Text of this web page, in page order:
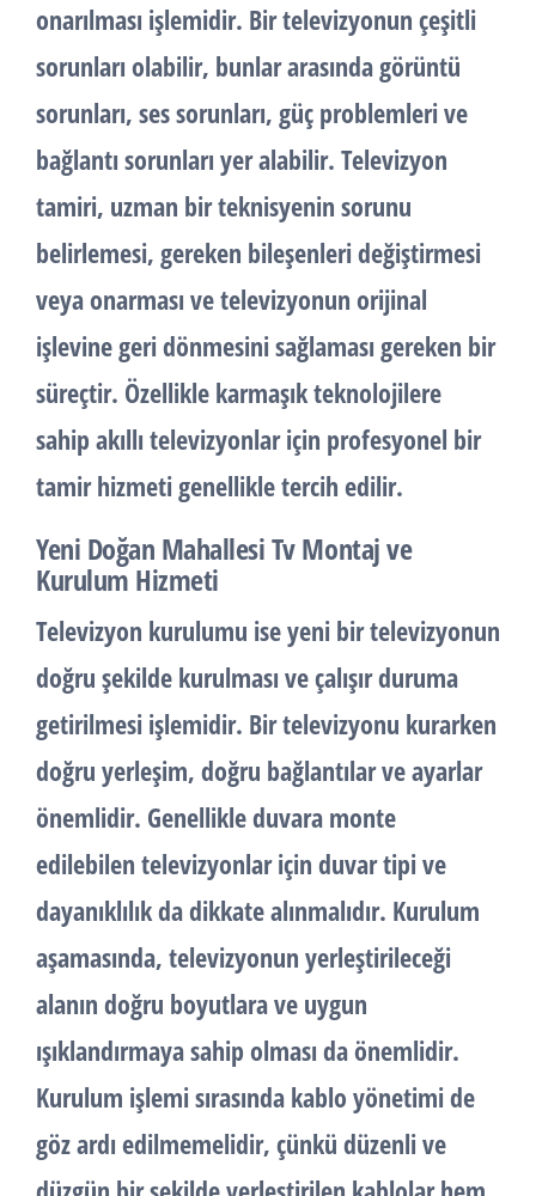
onarılması işlemidir. Bir televizyonun çeşitli
sorunları olabilir, bunlar arasında görüntü
sorunları, ses sorunları, güç problemleri ve
bağlantı sorunları yer alabilir. Televizyon
tamiri, uzman bir teknisyenin sorunu
belirlemesi, gereken bileşenleri değiştirmesi
veya onarması ve televizyonun orijinal
işlevine geri dönmesini sağlaması gereken bir
süreçtir. Özellikle karmaşık teknolojilere
sahip akıllı televizyonlar için profesyonel bir
tamir hizmeti genellikle tercih edilir.
Yeni Doğan Mahallesi Tv Montaj ve
Kurulum Hizmeti
Televizyon kurulumu ise yeni bir televizyonun
doğru şekilde kurulması ve çalışır duruma
getirilmesi işlemidir. Bir televizyonu kurarken
doğru yerleşim, doğru bağlantılar ve ayarlar
önemlidir. Genellikle duvara monte
edilebilen televizyonlar için duvar tipi ve
dayanıklılık da dikkate alınmalıdır. Kurulum
aşamasında, televizyonun yerleştirileceği
alanın doğru boyutlara ve uygun
ışıklandırmaya sahip olması da önemlidir.
Kurulum işlemi sırasında kablo yönetimi de
göz ardı edilmemelidir, çünkü düzenli ve